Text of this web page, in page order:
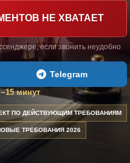
НЕ ХВАТАЕТ
если звонить неудобно
Telegram
минут
ПО ДЕЙСТВУЮЩИМ ТРЕБОВАНИЯМ
ТРЕБОВАНИЯ 2026